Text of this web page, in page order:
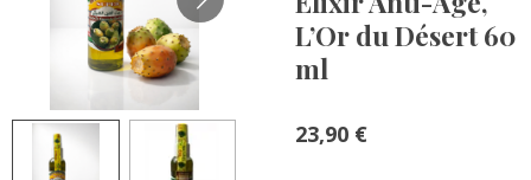
L’Or du Désert 60
ml
23,90 €